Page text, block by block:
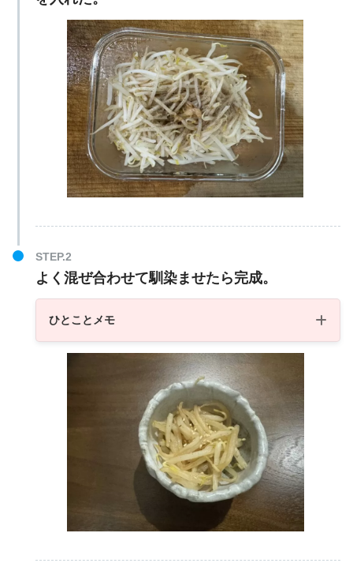
よく混ぜ合わせて馴染ませたら完成。
ひとことメモ